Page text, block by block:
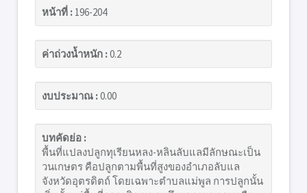
หน้าที่ : 196-204
ค่าถ่วงน้ำหนัก :0.2
งบประมาณ :0.00
บทคัดย่อ :
พื้นที่แปลงปลูกทุเรียนหลง-หลินลับแลมีลักษณะเป็น
วนเกษตร คือปลูกตามพื้นที่สูงของอำเภอลับแล
จังหวัดอุตรดิตถ์ โดยเฉพาะตำบลแม่พูล การปลูกนั้น